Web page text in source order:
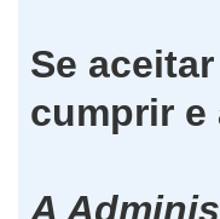
Se
cumprir e
A